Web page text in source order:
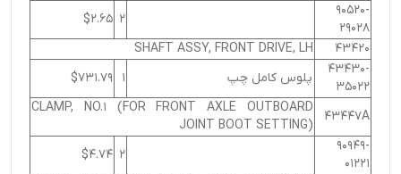
90520-
29028
2
$2.65
43420
SHAFT ASSY, FRONT DRIVE, LH
43430-
35022
پلوس كامل چپ 1
$731.79
43447A
CLAMP, NO.1 (FOR FRONT AXLE OUTBOARD
JOINT BOOT SETTING)
90949-
01221
2
$4.74